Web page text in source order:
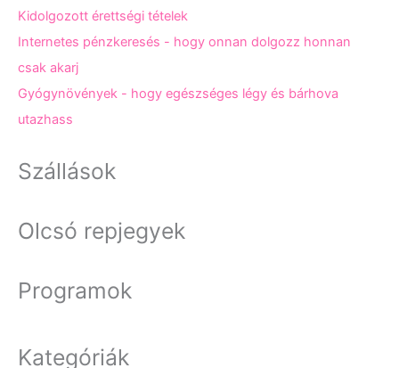
Kidolgozott érettségi tételek
Internetes pénzkeresés - hogy onnan dolgozz honnan
csak akarj
Gyógynövények - hogy egészséges légy és bárhova
utazhass
Szállások
Olcsó repjegyek
Programok
Kategóriák